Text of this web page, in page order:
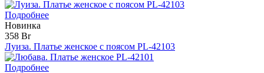
Подробнее
Новинка
358 Br
Луиза. Платье женское с поясом PL-42103
Подробнее